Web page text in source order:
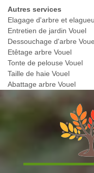
Autres services
Elagage d'arbre et
Entretien de jardin Vouel
Dessouchage d'arbre
Etêtage arbre Vouel
Tonte de pelouse Vouel
Taille de haie Vouel
Abattage arbre Vouel